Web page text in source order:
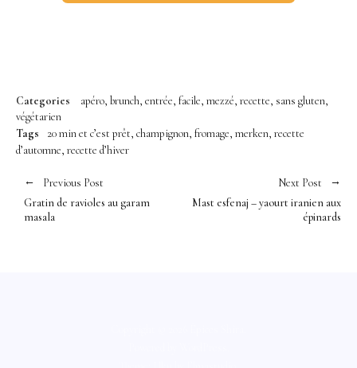
Categories apéro brunch entrée facile mezzé recette sans gluten
végétarien
Tags
20 min et c’est prêt champignon fromage merken recette
d’automne recette d’hiver
Previous Post
Gratin de ravioles au garam
masala
Next Post
Mast esfenaj – yaourt iranien aux
épinards